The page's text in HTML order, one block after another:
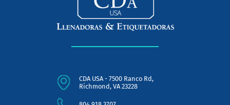
CDA USA - 7500 Ranco Rd,
Richmond, VA 23228